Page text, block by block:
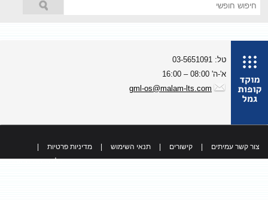
טל: 03-5651091
א'-ה' 08:00 – 16:00
gml-os@malam-lts.com
צור קשר עמיתים קישורים תנאי השימוש מדיניות פרטיות
כל הזכויות שמורות